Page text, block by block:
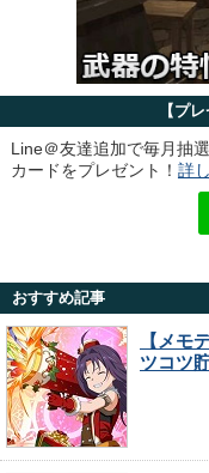
【プ
Line＠友達追加で毎月抽
カードをプレゼント！ 詳
おすすめ記事
【メモ
ツコツ